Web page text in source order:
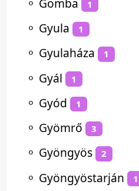
1
⚬ Gyula 1
⚬ Gyulaháza 1
⚬ Gyál 1
⚬ Gyód 1
⚬ Gyömrő 3
⚬ Gyöngyös 2
⚬ Gyöngyöstarján 1